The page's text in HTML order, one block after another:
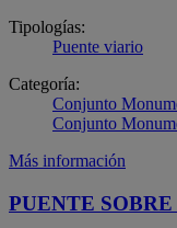
Tipologías:
Puente viario
Categoría:
Conjunto
Conjunto
Más información
PUENTE